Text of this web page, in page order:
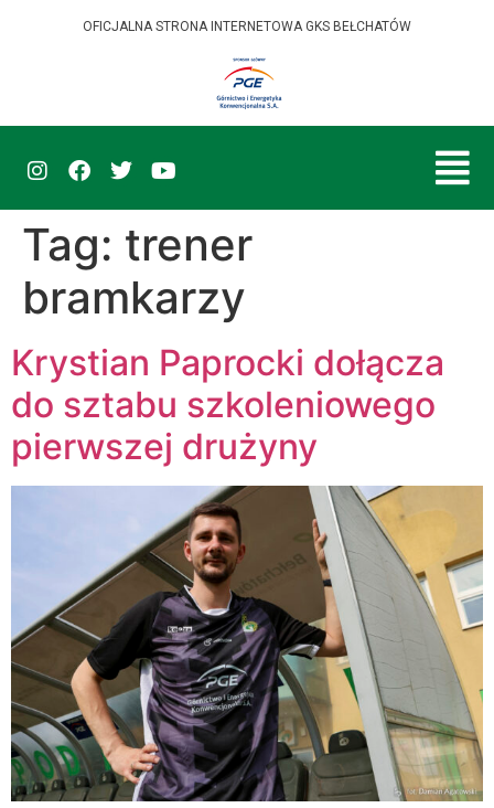
OFICJALNA STRONA INTERNETOWA GKS BEŁCHATÓW
Tag: trener
bramkarzy
Krystian Paprocki dołącza
do sztabu szkoleniowego
pierwszej drużyny